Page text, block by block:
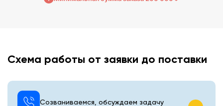
Схема работы от заявки до поставки
Созваниваемся, обсуждаем задачу